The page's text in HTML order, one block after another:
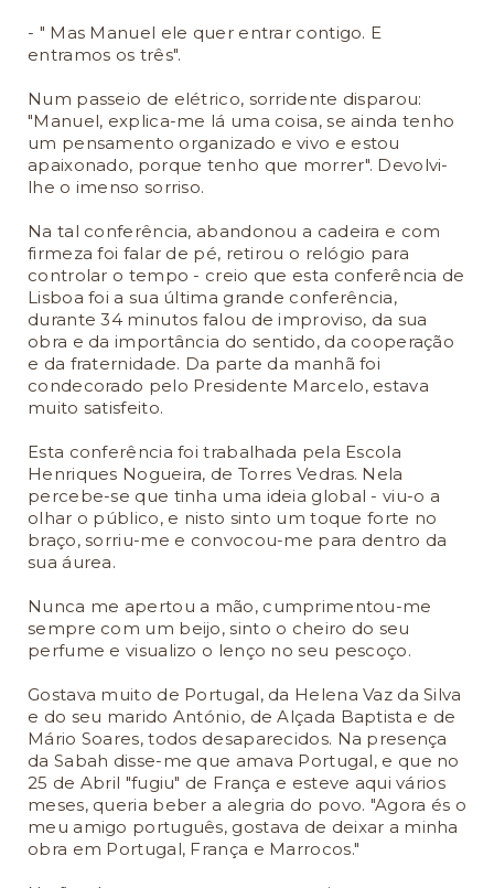
- " Mas Manuel ele quer entrar contigo. E
entramos os três".
Num passeio de elétrico, sorridente disparou:
"Manuel, explica-me lá uma coisa, se ainda tenho
um pensamento organizado e vivo e estou
apaixonado, porque tenho que morrer". Devolvi-
lhe o imenso sorriso.
Na tal conferência, abandonou a cadeira e com
firmeza foi falar de pé, retirou o relógio para
controlar o tempo - creio que esta conferência de
Lisboa foi a sua última grande conferência,
durante 34 minutos falou de improviso, da sua
obra e da importância do sentido, da cooperação
e da fraternidade. Da parte da manhã foi
condecorado pelo Presidente Marcelo, estava
muito satisfeito.
Esta conferência foi trabalhada pela Escola
Henriques Nogueira, de Torres Vedras. Nela
percebe-se que tinha uma ideia global - viu-o a
olhar o público, e nisto sinto um toque forte no
braço, sorriu-me e convocou-me para dentro da
sua áurea.
Nunca me apertou a mão, cumprimentou-me
sempre com um beijo, sinto o cheiro do seu
perfume e visualizo o lenço no seu pescoço.
Gostava muito de Portugal, da Helena Vaz da Silva
e do seu marido António, de Alçada Baptista e de
Mário Soares, todos desaparecidos. Na presença
da Sabah disse-me que amava Portugal, e que no
25 de Abril "fugiu" de França e esteve aqui vários
meses, queria beber a alegria do povo. "Agora és o
meu amigo português, gostava de deixar a minha
obra em Portugal, França e Marrocos."